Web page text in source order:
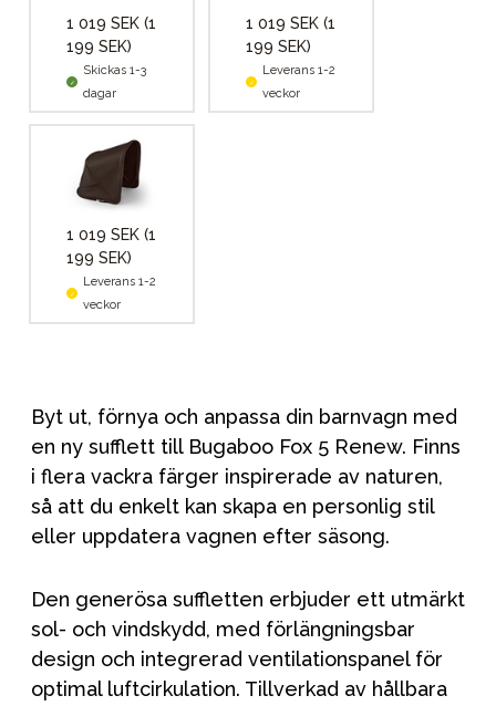
1 019 SEK (1
199 SEK)
Skickas 1-3
dagar
1 019 SEK (1
199 SEK)
Leverans 1-2
veckor
1 019 SEK (1
199 SEK)
Leverans 1-2
veckor
Byt ut, förnya och anpassa din barnvagn med
en ny sufflett till Bugaboo Fox 5 Renew. Finns
i flera vackra färger inspirerade av naturen,
så att du enkelt kan skapa en personlig stil
eller uppdatera vagnen efter säsong.
Den generösa suffletten erbjuder ett utmärkt
sol- och vindskydd, med förlängningsbar
design och integrerad ventilationspanel för
optimal luftcirkulation. Tillverkad av hållbara